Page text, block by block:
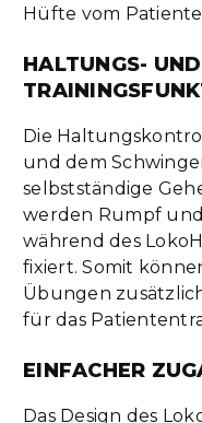
Hüfte vom
HALTUNGS- UND
Die
und dem
selbstständige
werden Rumpf
während des
fixiert. Somit
Übungen
für das
EINFACHER
Das Design des